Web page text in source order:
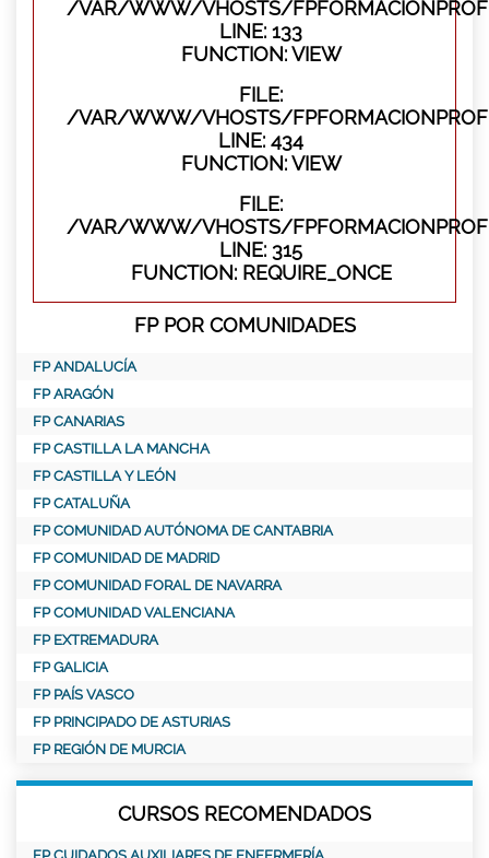
/VAR/WWW/VHOSTS/
LINE: 133
FUNCTION: VIEW
FILE:
/VAR/WWW/VHOSTS/
LINE: 434
FUNCTION: VIEW
FILE:
/VAR/WWW/VHOSTS/
LINE: 315
FUNCTION: REQUIRE_ONCE
FP POR COMUNIDADES
FP ANDALUCÍA
FP ARAGÓN
FP CANARIAS
FP CASTILLA LA MANCHA
FP CASTILLA Y LEÓN
FP CATALUÑA
FP COMUNIDAD AUTÓNOMA DE CANTABRIA
FP COMUNIDAD DE MADRID
FP COMUNIDAD FORAL DE NAVARRA
FP COMUNIDAD VALENCIANA
FP EXTREMADURA
FP GALICIA
FP PAÍS VASCO
FP PRINCIPADO DE ASTURIAS
FP REGIÓN DE MURCIA
CURSOS RECOMENDADOS